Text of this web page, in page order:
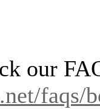
our
faqs/